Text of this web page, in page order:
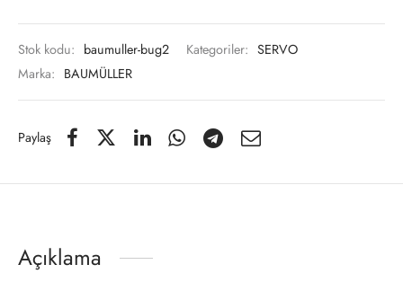
Stok kodu: baumuller-bug2 Kategoriler: SERVO
Marka: BAUMÜLLER
Paylaş
Açıklama